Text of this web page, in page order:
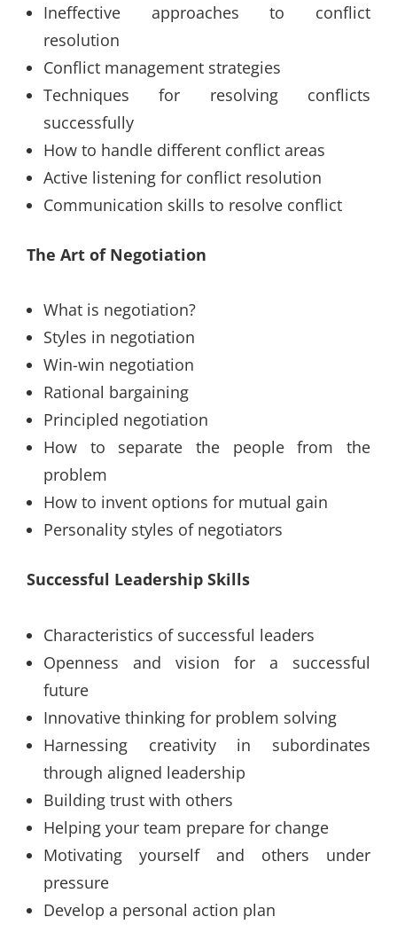
Ineffective approaches to conflict
resolution
Conflict management strategies
Techniques for resolving conflicts
successfully
How to handle different conflict areas
Active listening for conflict resolution
Communication skills to resolve conflict
The Art of Negotiation
What is negotiation?
Styles in negotiation
Win-win negotiation
Rational bargaining
Principled negotiation
How to separate the people from the
problem
How to invent options for mutual gain
Personality styles of negotiators
Successful Leadership Skills
Characteristics of successful leaders
Openness and vision for a successful
future
Innovative thinking for problem solving
Harnessing creativity in subordinates
through aligned leadership
Building trust with others
Helping your team prepare for change
Motivating yourself and others under
pressure
Develop a personal action plan